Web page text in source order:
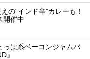
の“インド辛”カレーも！
開催中
っぱ系ベーコンジャムバ
』